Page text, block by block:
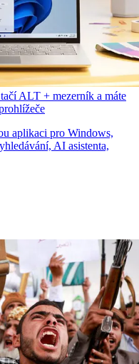
ALT + mezerník a máte
aplikaci pro Windows,
AI asistenta,